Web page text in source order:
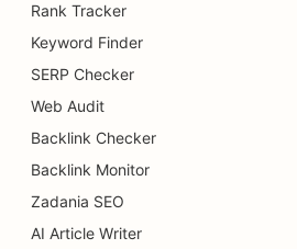
SEO dla browarów
SEO dla restauracji bufetowych
SEO dla burger trucków
SEO dla cukierni
SEO dla salonów
Rank Tracker
Keyword Finder
SERP Checker
Web Audit
Backlink Checker
Backlink Monitor
Zadania SEO
AI Article Writer